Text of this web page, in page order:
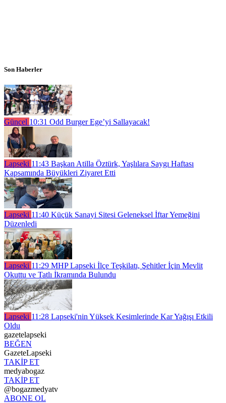
Son Haberler
Güncel 10:31 Odd Burger Ege’yi Sallayacak!
Lapseki 11:43 Başkan Atilla Öztürk, Yaşlılara Saygı Haftası
Kapsamında Büyükleri Ziyaret Etti
Lapseki 11:40 Küçük Sanayi Sitesi Geleneksel İftar Yemeğini
Düzenledi
Lapseki 11:29 MHP Lapseki İlçe Teşkilatı, Şehitler İçin Mevlit
Okuttu ve Tatlı İkramında Bulundu
Lapseki 11:28 Lapseki'nin Yüksek Kesimlerinde Kar Yağışı Etkili
Oldu
gazetelapseki
BEĞEN
GazeteLapseki
TAKİP ET
medyabogaz
TAKİP ET
@bogazmedyatv
ABONE OL